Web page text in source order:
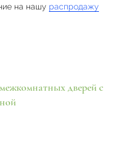
на нашу распродажу
дверей с